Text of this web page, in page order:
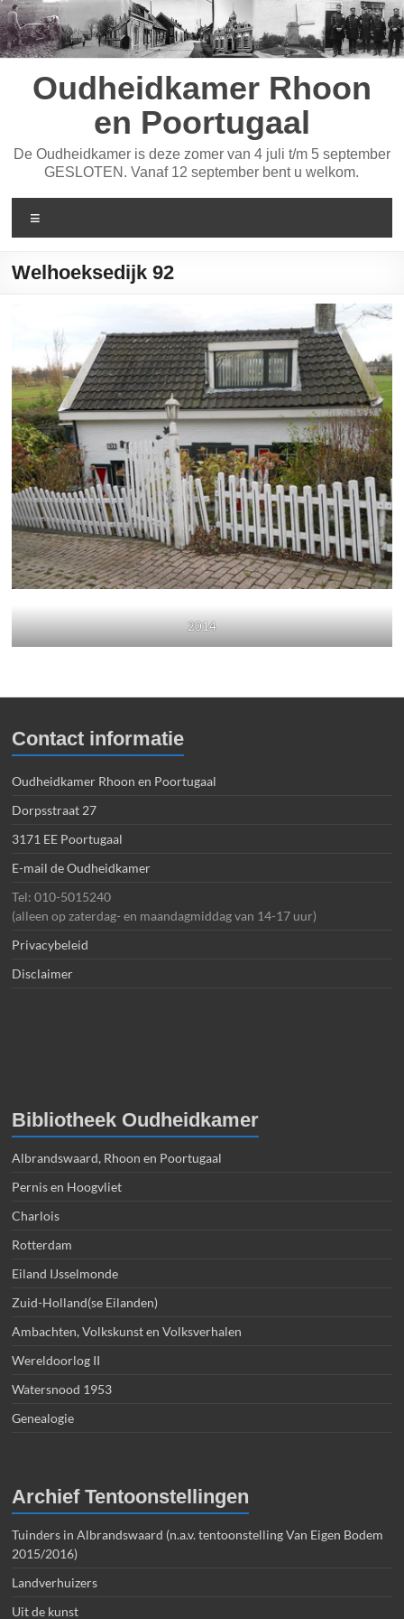
Ga
naar
de
inhoud
Oudheidkamer Rhoon
en Poortugaal
De Oudheidkamer is deze zomer van 4 juli t/m 5 september
GESLOTEN. Vanaf 12 september bent u welkom.
Welhoeksedijk 92
2014
Contact informatie
Oudheidkamer Rhoon en Poortugaal
Dorpsstraat 27
3171 EE Poortugaal
E-mail de Oudheidkamer
Tel: 010-5015240
(alleen op zaterdag- en maandagmiddag van 14-17 uur)
Privacybeleid
Disclaimer
Bibliotheek Oudheidkamer
Albrandswaard, Rhoon en Poortugaal
Pernis en Hoogvliet
Charlois
Rotterdam
Eiland IJsselmonde
Zuid-Holland(se Eilanden)
Ambachten, Volkskunst en Volksverhalen
Wereldoorlog II
Watersnood 1953
Genealogie
Archief Tentoonstellingen
Tuinders in Albrandswaard (n.a.v. tentoonstelling Van Eigen Bodem
2015/2016)
Landverhuizers
Uit de kunst